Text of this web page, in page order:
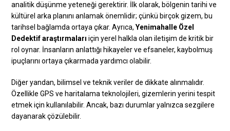
analitik düşünme yeteneği gerektirir. İlk olarak, bölgenin tarihi ve
kültürel arka planını anlamak önemlidir; çünkü birçok gizem, bu
tarihsel bağlamda ortaya çıkar. Ayrıca,Yenimahalle Özel
Dedektif araştırmaları için yerel halkla olan iletişim de kritik bir
rol oynar. İnsanların anlattığı hikayeler ve efsaneler, kaybolmuş
ipuçlarını ortaya çıkarmada yardımcı olabilir.
Diğer yandan, bilimsel ve teknik veriler de dikkate alınmalıdır.
Özellikle GPS ve haritalama teknolojileri, gizemlerin yerini tespit
etmek için kullanılabilir. Ancak, bazı durumlar yalnızca sezgilere
dayanarak çözülebilir.